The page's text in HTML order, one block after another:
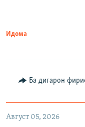
Идома
Ба дигарон
Август 05, 2026